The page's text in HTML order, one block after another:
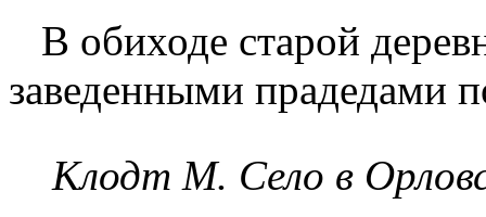
В обиходе старой
заведенными прадедами
Клодт М. Село в